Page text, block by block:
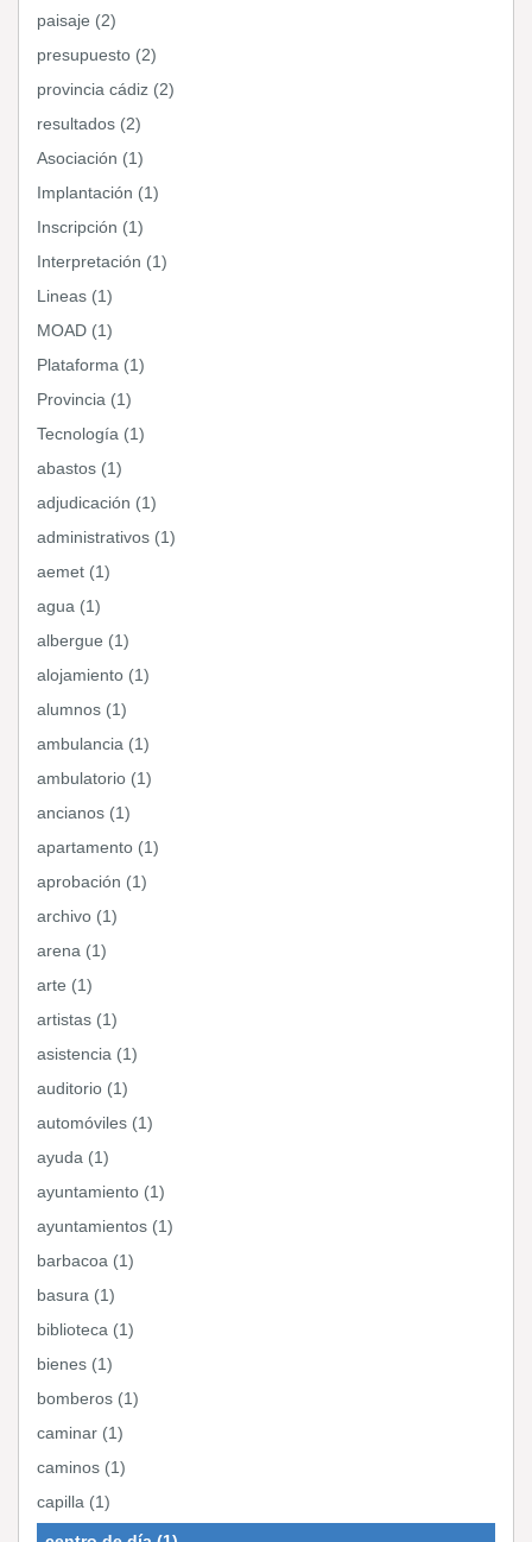
paisaje (2)
presupuesto (2)
provincia cádiz (2)
resultados (2)
Asociación (1)
Implantación (1)
Inscripción (1)
Interpretación (1)
Lineas (1)
MOAD (1)
Plataforma (1)
Provincia (1)
Tecnología (1)
abastos (1)
adjudicación (1)
administrativos (1)
aemet (1)
agua (1)
albergue (1)
alojamiento (1)
alumnos (1)
ambulancia (1)
ambulatorio (1)
ancianos (1)
apartamento (1)
aprobación (1)
archivo (1)
arena (1)
arte (1)
artistas (1)
asistencia (1)
auditorio (1)
automóviles (1)
ayuda (1)
ayuntamiento (1)
ayuntamientos (1)
barbacoa (1)
basura (1)
biblioteca (1)
bienes (1)
bomberos (1)
caminar (1)
caminos (1)
capilla (1)